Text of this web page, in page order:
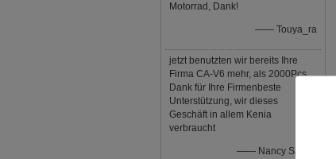
Motorrad, Dank!
—— Touya_ra
jetzt benutzten wir bereits Ihre
Firma CA-V6 mehr, als 2000Pcs,
Dank für Ihre Firmenbeste
Unterstützung, wir dieses
Geschäft in allem Kenia
verbraucht
—— Nancy Saruni